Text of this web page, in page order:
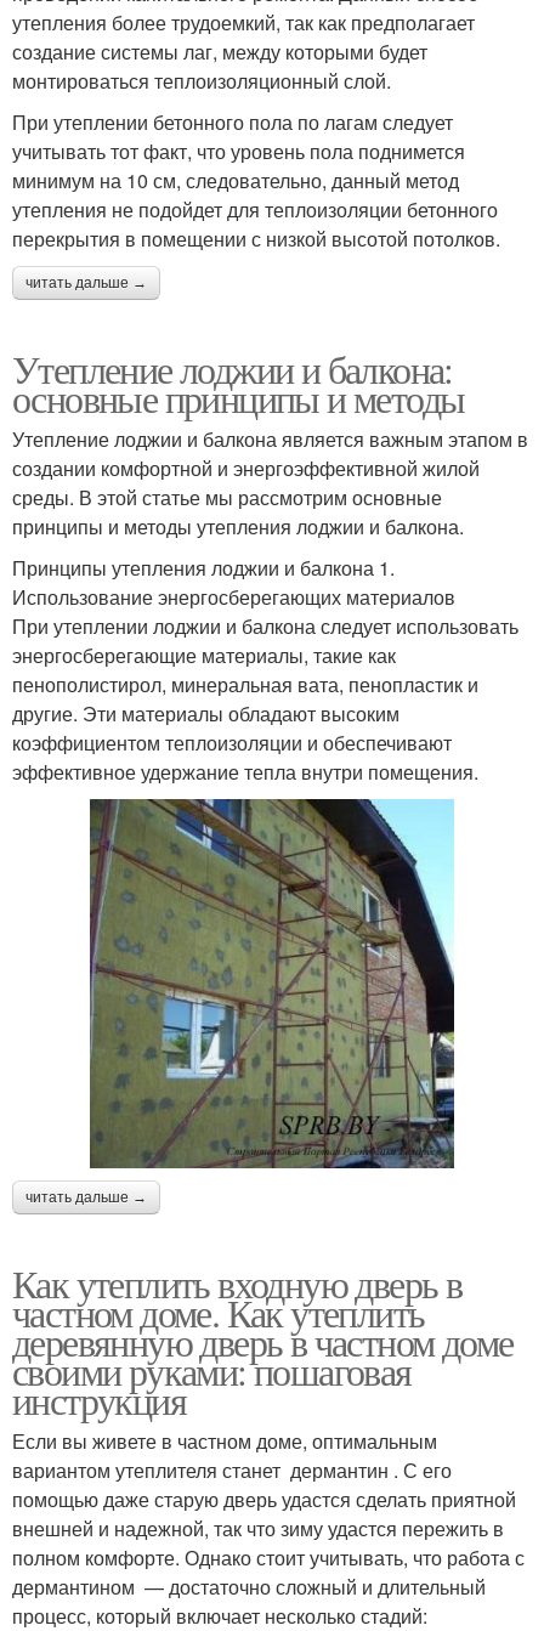
утепления более трудоемкий, так как предполагает
создание системы лаг, между которыми будет
монтироваться теплоизоляционный слой.
При утеплении бетонного пола по лагам следует
учитывать тот факт, что уровень пола поднимется
минимум на 10 см, следовательно, данный метод
утепления не подойдет для теплоизоляции бетонного
перекрытия в помещении с низкой высотой потолков.
читать дальше →
Утепление лоджии и балкона:
основные принципы и методы
Утепление лоджии и балкона является важным этапом в
создании комфортной и энергоэффективной жилой
среды. В этой статье мы рассмотрим основные
принципы и методы утепления лоджии и балкона.
Принципы утепления лоджии и балкона 1.
Использование энергосберегающих материалов
При утеплении лоджии и балкона следует использовать
энергосберегающие материалы, такие как
пенополистирол, минеральная вата, пенопластик и
другие. Эти материалы обладают высоким
коэффициентом теплоизоляции и обеспечивают
эффективное удержание тепла внутри помещения.
читать дальше →
Как утеплить входную дверь в
частном доме. Как утеплить
деревянную дверь в частном доме
своими руками: пошаговая
инструкция
Если вы живете в частном доме, оптимальным
вариантом утеплителя станет дермантин . С его
помощью даже старую дверь удастся сделать приятной
внешней и надежной, так что зиму удастся пережить в
полном комфорте. Однако стоит учитывать, что работа с
дермантином — достаточно сложный и длительный
процесс, который включает несколько стадий: